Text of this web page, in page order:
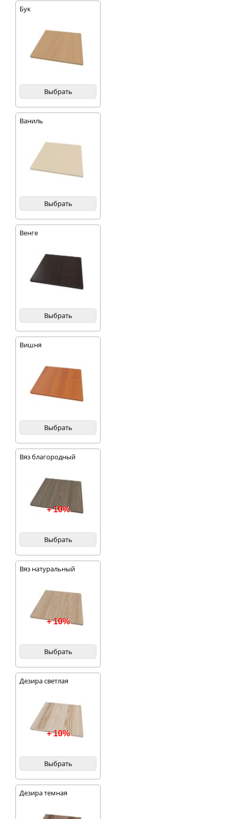
Бук
Выбрать
Ваниль
Выбрать
Венге
Выбрать
Вишня
Выбрать
Вяз благородный
+ 10%
Выбрать
Вяз натуральный
+ 10%
Выбрать
Дезира светлая
+ 10%
Выбрать
Дезира темная